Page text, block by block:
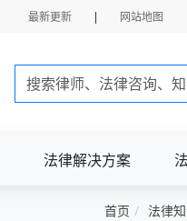
最新更新 | 网站地图
法律解决方案
首页 法律